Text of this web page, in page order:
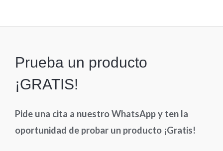
Prueba un producto
¡GRATIS!
Pide una cita a nuestro WhatsApp y ten la
oportunidad de probar un producto ¡Gratis!